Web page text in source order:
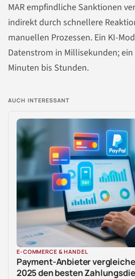
MAR empfindliche Sanktionen
indirekt durch schnellere
manuellen Prozessen. Ein KI-
Datenstrom in Millisekunden;
Minuten bis Stunden.
AUCH INTERESSANT
E-COMMERCE & HANDEL
Payment-Anbieter
2025 den besten